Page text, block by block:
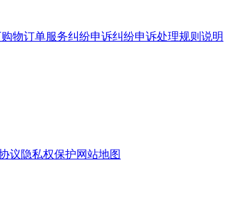
物订单服务纠纷申诉纠纷申诉处理规则说明
议隐私权保护网站地图